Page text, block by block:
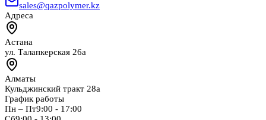
sales@qazpolymer.kz
Адреса
Астана
ул. Талапкерская 26а
Алматы
Кульджинский тракт 28а
График работы
Пн – Пт9:00 - 17:00